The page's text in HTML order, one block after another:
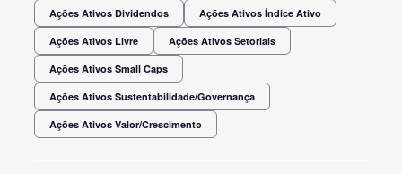
Ações Ativos Dividendos Ações Ativos Índice Ativo
Ações Ativos Livre Ações Ativos Setoriais
Ações Ativos Small Caps
Ações Ativos Sustentabilidade/Governança
Ações Ativos Valor/Crescimento